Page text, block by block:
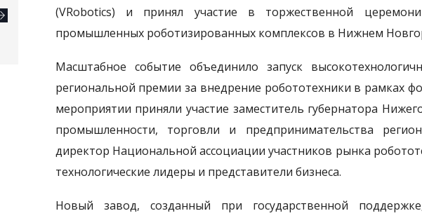
(VRobotics) и принял участие в торжественной
промышленных роботизированных комплексов в Нижнем
Масштабное событие объединило запуск
региональной премии за внедрение робототехники в рамках
мероприятии приняли участие заместитель губернатора
промышленности, торговли и предпринимательства
директор Национальной ассоциации участников рынка
технологические лидеры и представители бизнеса.
Новый завод, созданный при государственной